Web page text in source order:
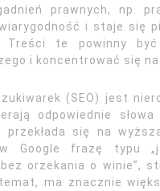
prawnych, np.
i staje się
te powinny być
i koncentrować się
(SEO) jest
odpowiednie
się na
Google frazę typu
bez orzekania o winie”,
ma znacznie